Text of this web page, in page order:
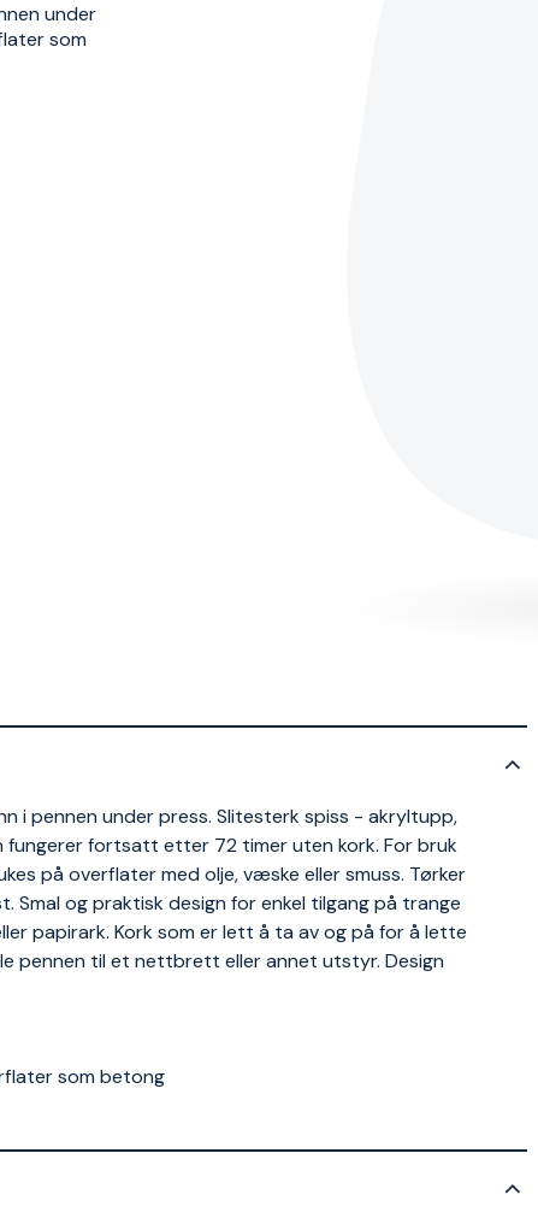
under
som
i pennen under press. Slitesterk spiss - akryltupp,
fungerer fortsatt etter 72 timer uten kork. For bruk
på overflater med olje, væske eller smuss. Tørker
og praktisk design for enkel tilgang på trange
papirark. Kork som er lett å ta av og på for å lette
pennen til et nettbrett eller annet utstyr. Design
som betong